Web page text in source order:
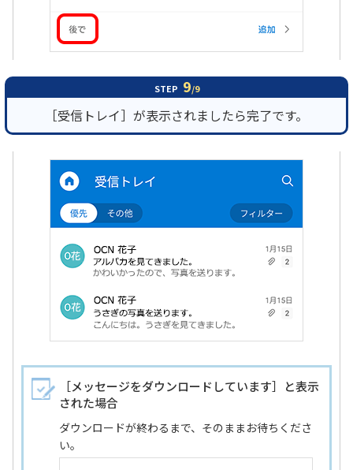
STEP 9/9
［受信トレイ］が表示されましたら完了です。
［メッセージをダウンロードしています］と表示
された場合
ダウンロードが終わるまで、そのままお待ちくださ
い。